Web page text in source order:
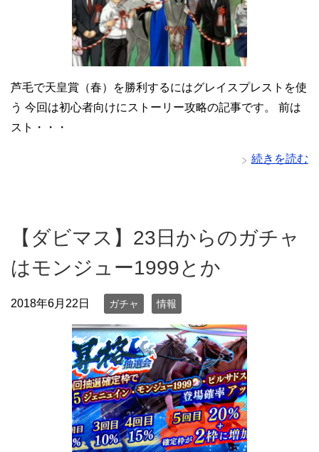
芦毛で天皇賞（春）を勝利するにはグレイスプレストを使
う 今回は初心者向けにストーリー攻略の記事です。 前は
スト・・・
続きを読む
【ダビマス】23日からのガチャ
はモンジュー1999とか
2018年6月22日 ガチャ 情報